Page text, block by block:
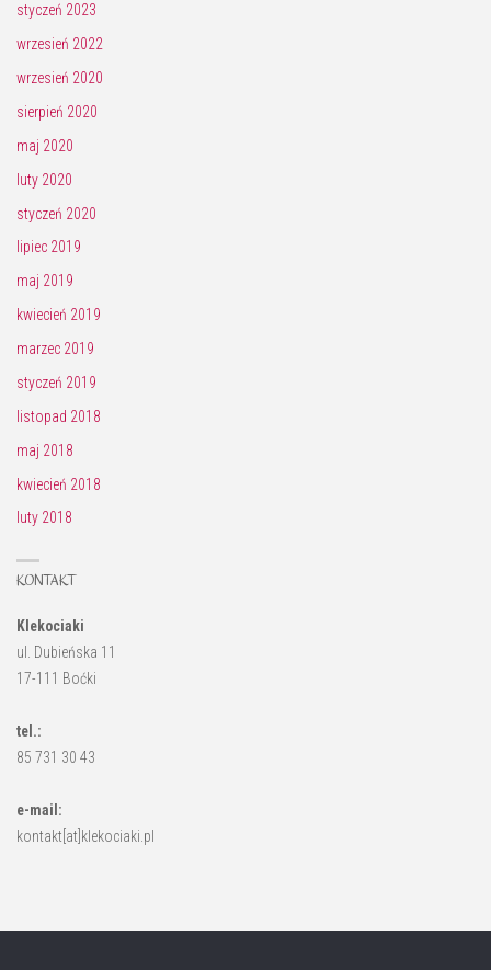
styczeń 2023
wrzesień 2022
wrzesień 2020
sierpień 2020
maj 2020
luty 2020
styczeń 2020
lipiec 2019
maj 2019
kwiecień 2019
marzec 2019
styczeń 2019
listopad 2018
maj 2018
kwiecień 2018
luty 2018
KONTAKT
Klekociaki
ul. Dubieńska 11
17-111 Boćki
tel.:
85 731 30 43
e-mail:
kontakt[at]klekociaki.pl